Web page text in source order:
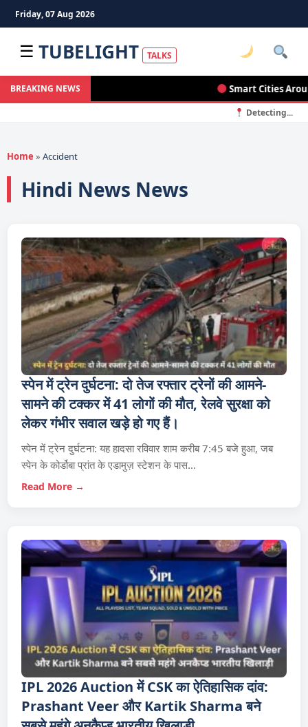
Friday, 07 Aug 2026
☰ TUBELIGHT TALKS
BREAKING NEWS Smart Cities Around
Detecting...
Home » Accident
Hindi News News
स्पेन में ट्रेन दुर्घटना: दो तेज रफ्तार ट्रेनों की आमने-
सामने की टक्कर में 41 लोगों की मौत, रेलवे सुरक्षा को
लेकर गंभीर सवाल खड़े हो गए हैं।
स्पेन में ट्रेन दुर्घटना: यह हादसा रविवार शाम करीब 7:45 बजे हुआ, जब
स्पेन के कोर्डोबा प्रांत के एडामुज़ स्टेशन के पास…
Read More →
IPL 2026 Auction में CSK का ऐतिहासिक दांव:
Prashant Veer और Kartik Sharma बने